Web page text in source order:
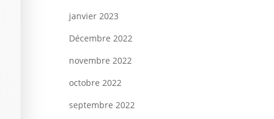
janvier 2023
Décembre 2022
novembre 2022
octobre 2022
septembre 2022